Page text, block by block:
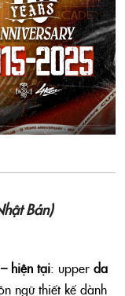
Bản)
hiện tại: upper da
ngữ thiết kế dành